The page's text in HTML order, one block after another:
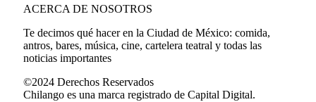
ACERCA DE NOSOTROS
Te decimos qué hacer en la Ciudad de México: comida,
antros, bares, música, cine, cartelera teatral y todas las
noticias importantes
©2024 Derechos Reservados
Chilango es una marca registrado de Capital Digital.